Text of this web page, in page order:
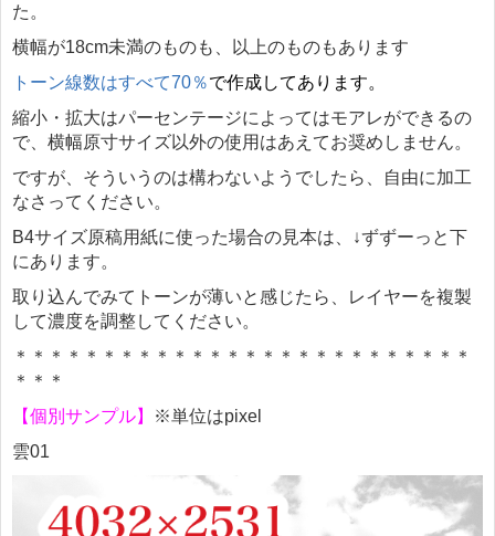
た。
横幅が18cm未満のものも、以上のものもあります
トーン線数はすべて70％で作成してあります。
縮小・拡大はパーセンテージによってはモアレができるの
で、横幅原寸サイズ以外の使用はあえてお奨めしません。
ですが、そういうのは構わないようでしたら、自由に加工
なさってください。
B4サイズ原稿用紙に使った場合の見本は、↓ずずーっと下
にあります。
取り込んでみてトーンが薄いと感じたら、レイヤーを複製
して濃度を調整してください。
＊＊＊＊＊＊＊＊＊＊＊＊＊＊＊＊＊＊＊＊＊＊＊＊＊＊
＊＊＊
【個別サンプル】
※単位はpixel
雲01